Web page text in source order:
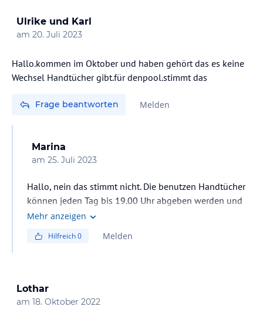
Ulrike und Karl
am 20. Juli 2023
Hallo.kommen im Oktober und haben gehört das es keine
Wechsel Handtücher gibt.für denpool.stimmt das
Frage beantworten Melden
Marina
am 25. Juli 2023
Hallo, nein das stimmt nicht. Die benutzen Handtücher
können jeden Tag bis 19.00 Uhr abgeben werden und
am nächsten Tag ab 8.30 können Sie frische abholen.
Mehr anzeigen
Hilfreich0 Melden
Lothar
am 18. Oktober 2022